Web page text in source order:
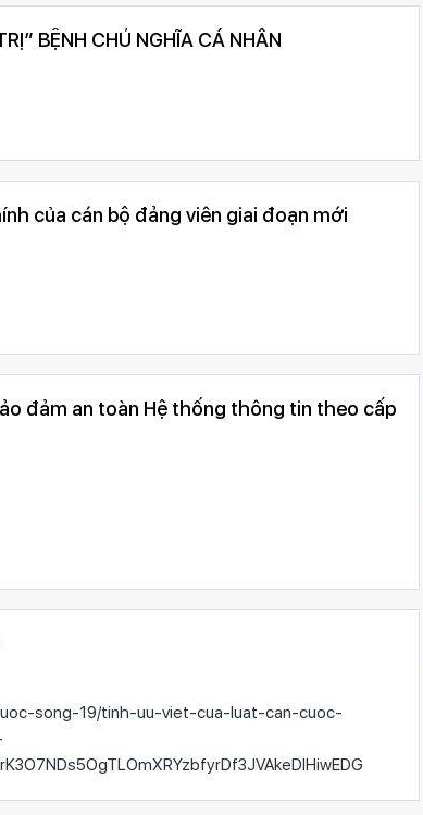
BỆNH CHỦ NGHĨA CÁ NHÂN
liêm chính của cán bộ đảng viên giai đoạn mới
đảm an toàn Hệ thống thông tin theo cấp
song-19/tinh-uu-viet-cua-luat-can-cuoc-